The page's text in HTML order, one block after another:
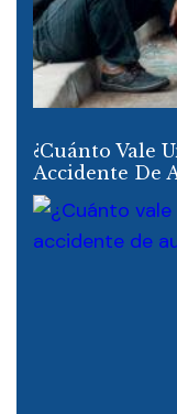
¿Cuánto Vale
Accidente De